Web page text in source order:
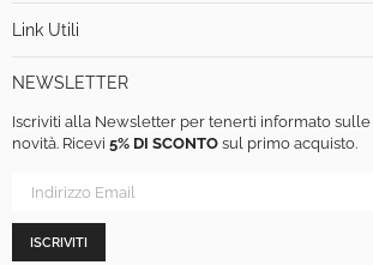
Link Utili
NEWSLETTER
Iscriviti alla Newsletter per tenerti informato
novità. Ricevi 5% DI SCONTO sul primo acquisto.
ISCRIVITI